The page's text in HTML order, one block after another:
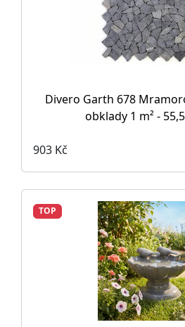
Divero Garth 678
obklady 1 m² -
903 Kč
TOP